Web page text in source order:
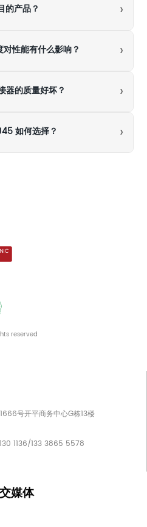
的产品？ ›
性能有什么影响？ ›
器的质量好坏？ ›
如何选择？ ›
reserved
号开平商务中心G栋13楼
1136/133 3865 5578
媒体